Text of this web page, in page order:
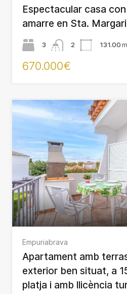
Espectacular casa
amarre en Sta.
3 2 131.00
670.000€
Empuriabrava
Apartament amb
exterior ben situat, a
platja i amb llicència